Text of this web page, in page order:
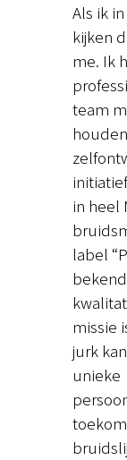
Als ik
kijken
me. Ik
team
in heel
label
missie
jurk
unieke